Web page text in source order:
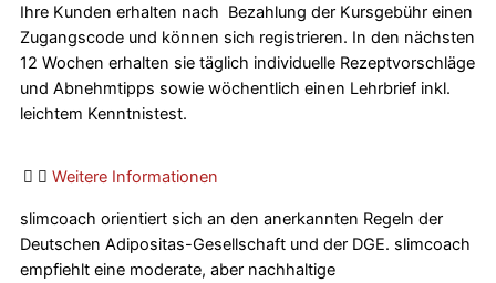
Ihre Kunden erhalten nach Bezahlung der Kursgebühr einen
Zugangscode und können sich registrieren. In den nächsten
12 Wochen erhalten sie täglich individuelle Rezeptvorschläge
und Abnehmtipps sowie wöchentlich einen Lehrbrief inkl.
leichtem Kenntnistest.
Weitere Informationen
slimcoach orientiert sich an den anerkannten Regeln der
Deutschen Adipositas-Gesellschaft und der DGE. slimcoach
empfiehlt eine moderate, aber nachhaltige